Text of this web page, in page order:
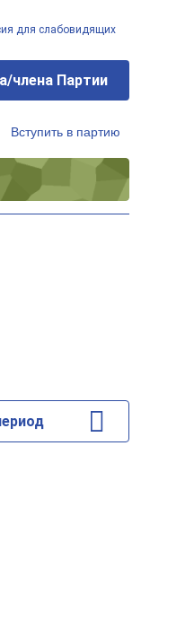
для слабовидящих
члена Партии
Вступить в партию